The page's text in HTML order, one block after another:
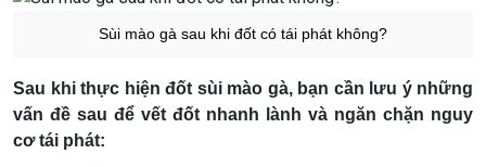
Sùi mào gà sau khi đốt có tái phát không?
Sau khi thực hiện đốt sùi mào gà, bạn cần lưu ý những
vấn đề sau để vết đốt nhanh lành và ngăn chặn nguy
cơ tái phát: